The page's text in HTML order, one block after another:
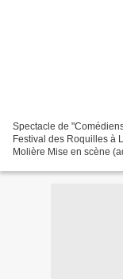
Spectacle de
Festival des Roquilles à
Molière Mise en scène